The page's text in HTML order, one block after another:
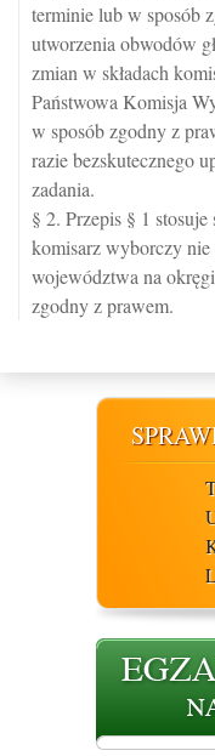
terminie lub w sposób
utworzenia obwodów
zmian w składach
Państwowa Komisja
w sposób zgodny z
razie bezskutecznego
zadania.
§ 2. Przepis § 1
komisarz wyborczy nie
województwa na
zgodny z prawem.